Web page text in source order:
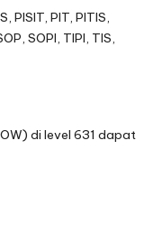
PISIT, PIT, PITIS,
SOPI, TIPI, TIS,
di level 631 dapat